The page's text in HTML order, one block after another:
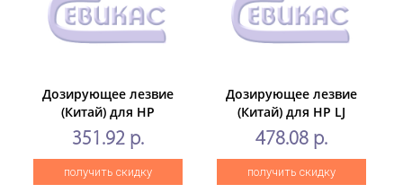
Дозирующее лезвие
(Китай) для HP
LJP1005/1505/P1566/P1102,
Doctor Blade, 10 шт./уп.
351.92 р.
получить скидку
Дозирующее лезвие
(Китай) для HP LJ
M102/M104/M106
CanCF218/CF230, для
совм. кар 2 ВЕРСИЯ 10
шт/уп
478.08 р.
получить скидку